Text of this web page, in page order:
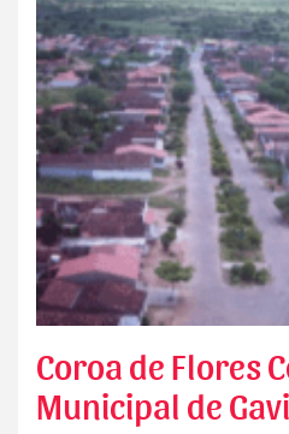
Coroa de Flores
Municipal de